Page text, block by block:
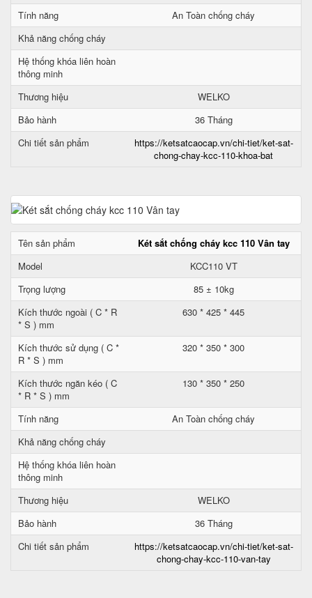
Tính năng
An Toàn chống cháy
Khả năng chống cháy
Hệ thống khóa liên hoàn
thông minh
Thương hiệu
WELKO
Bảo hành
36 Tháng
Chi tiết sản phẩm
https://ketsatcaocap.vn/chi-tiet/ket-sat-
chong-chay-kcc-110-khoa-bat
Tên sản phẩm
Két sắt chống cháy kcc 110 Vân tay
Model
KCC110 VT
Trọng lượng
85 ± 10kg
Kích thước ngoài ( C * R
* S ) mm
630 * 425 * 445
Kích thước sử dụng ( C *
R * S ) mm
320 * 350 * 300
Kích thước ngăn kéo ( C
* R * S ) mm
130 * 350 * 250
Tính năng
An Toàn chống cháy
Khả năng chống cháy
Hệ thống khóa liên hoàn
thông minh
Thương hiệu
WELKO
Bảo hành
36 Tháng
Chi tiết sản phẩm
https://ketsatcaocap.vn/chi-tiet/ket-sat-
chong-chay-kcc-110-van-tay